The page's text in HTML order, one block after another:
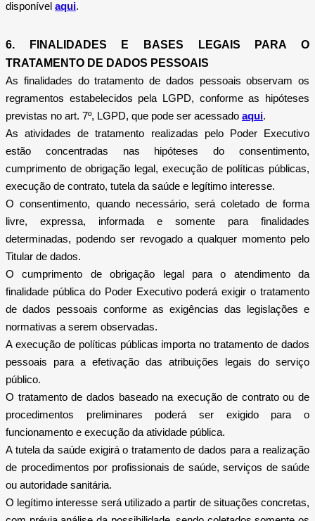
disponível aqui.
6. FINALIDADES E BASES LEGAIS PARA O
TRATAMENTO DE DADOS PESSOAIS
As finalidades do tratamento de dados pessoais observam os
regramentos estabelecidos pela LGPD, conforme as hipóteses
previstas no art. 7º, LGPD, que pode ser acessado aqui.
As atividades de tratamento realizadas pelo Poder Executivo
estão concentradas nas hipóteses do consentimento,
cumprimento de obrigação legal, execução de políticas públicas,
execução de contrato, tutela da saúde e legítimo interesse.
O consentimento, quando necessário, será coletado de forma
livre, expressa, informada e somente para finalidades
determinadas, podendo ser revogado a qualquer momento pelo
Titular de dados.
O cumprimento de obrigação legal para o atendimento da
finalidade pública do Poder Executivo poderá exigir o tratamento
de dados pessoais conforme as exigências das legislações e
normativas a serem observadas.
A execução de políticas públicas importa no tratamento de dados
pessoais para a efetivação das atribuições legais do serviço
público.
O tratamento de dados baseado na execução de contrato ou de
procedimentos preliminares poderá ser exigido para o
funcionamento e execução da atividade pública.
A tutela da saúde exigirá o tratamento de dados para a realização
de procedimentos por profissionais de saúde, serviços de saúde
ou autoridade sanitária.
O legítimo interesse será utilizado a partir de situações concretas,